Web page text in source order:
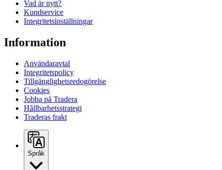
Vad är nytt?
Kundservice
Integritetsinställningar
Information
Användaravtal
Integritetspolicy
Tillgänglighetsredogörelse
Cookies
Jobba på Tradera
Hållbarhetsstrategi
Traderas frakt
Språk